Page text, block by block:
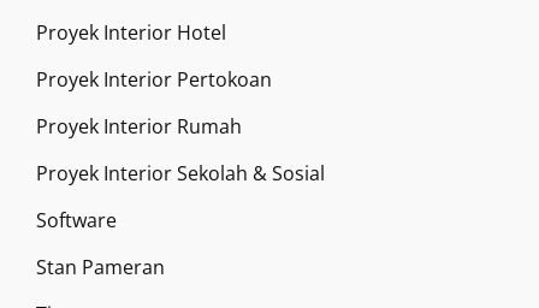
Proyek Interior Hotel
Proyek Interior Pertokoan
Proyek Interior Rumah
Proyek Interior Sekolah & Sosial
Software
Stan Pameran